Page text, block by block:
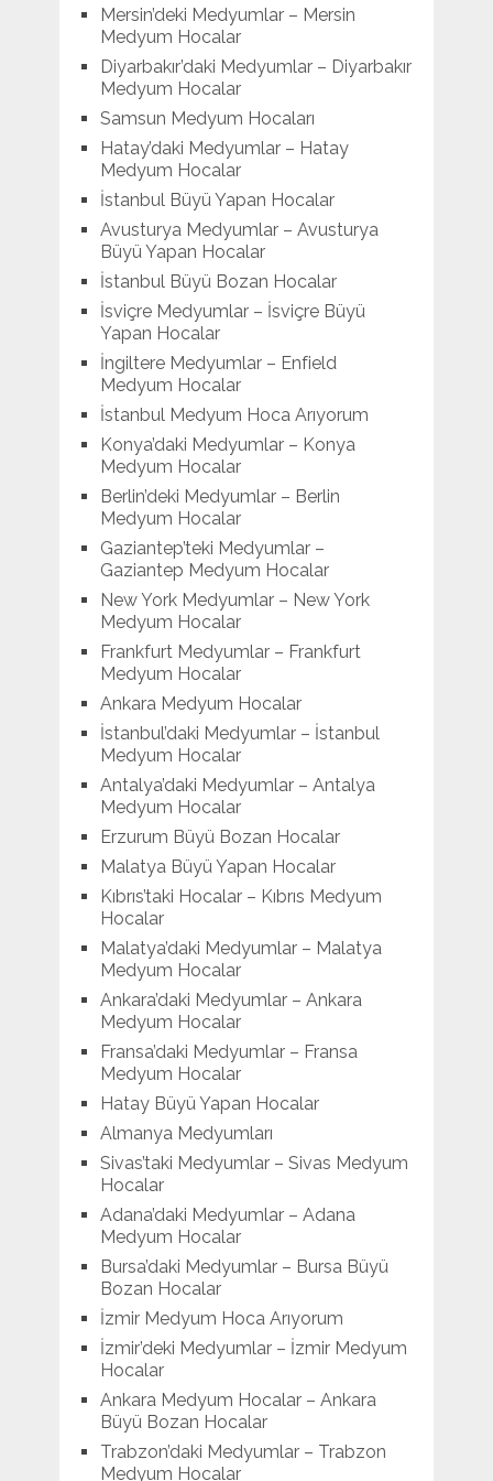
Mersin’deki Medyumlar – Mersin
Medyum Hocalar
Diyarbakır’daki Medyumlar – Diyarbakır
Medyum Hocalar
Samsun Medyum Hocaları
Hatay’daki Medyumlar – Hatay
Medyum Hocalar
İstanbul Büyü Yapan Hocalar
Avusturya Medyumlar – Avusturya
Büyü Yapan Hocalar
İstanbul Büyü Bozan Hocalar
İsviçre Medyumlar – İsviçre Büyü
Yapan Hocalar
İngiltere Medyumlar – Enfield
Medyum Hocalar
İstanbul Medyum Hoca Arıyorum
Konya’daki Medyumlar – Konya
Medyum Hocalar
Berlin’deki Medyumlar – Berlin
Medyum Hocalar
Gaziantep’teki Medyumlar –
Gaziantep Medyum Hocalar
New York Medyumlar – New York
Medyum Hocalar
Frankfurt Medyumlar – Frankfurt
Medyum Hocalar
Ankara Medyum Hocalar
İstanbul’daki Medyumlar – İstanbul
Medyum Hocalar
Antalya’daki Medyumlar – Antalya
Medyum Hocalar
Erzurum Büyü Bozan Hocalar
Malatya Büyü Yapan Hocalar
Kıbrıs’taki Hocalar – Kıbrıs Medyum
Hocalar
Malatya’daki Medyumlar – Malatya
Medyum Hocalar
Ankara’daki Medyumlar – Ankara
Medyum Hocalar
Fransa’daki Medyumlar – Fransa
Medyum Hocalar
Hatay Büyü Yapan Hocalar
Almanya Medyumları
Sivas’taki Medyumlar – Sivas Medyum
Hocalar
Adana’daki Medyumlar – Adana
Medyum Hocalar
Bursa’daki Medyumlar – Bursa Büyü
Bozan Hocalar
İzmir Medyum Hoca Arıyorum
İzmir’deki Medyumlar – İzmir Medyum
Hocalar
Ankara Medyum Hocalar – Ankara
Büyü Bozan Hocalar
Trabzon’daki Medyumlar – Trabzon
Medyum Hocalar